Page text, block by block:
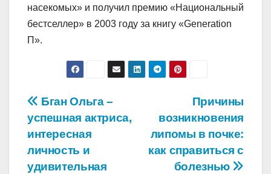
насекомых» и получил премию «Национальный
бестселлер» в 2003 году за книгу «Generation
П».
Навигация
по
записям
Причины
возникновения
липомы в почке:
как справиться с
болезнью
Бган Ольга –
успешная актриса,
интересная
личность и
удивительная